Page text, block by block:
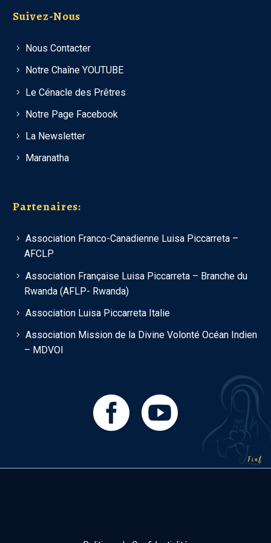
Suivez-Nous
Nous Contacter
Notre Chaîne YOUTUBE
Le Cénacle des Prêtres
Notre Page Facebook
La Newsletter
Maranatha
Partenaires:
Association Franco-Canadienne Luisa Piccarreta –
AFCLP
Association Française Luisa Piccarreta – Branche du
Rwanda (AFLP- Rwanda)
Association Luisa Piccarreta Italie
Association Mission de la Divine Volonté Océan Indien
– MDVOI